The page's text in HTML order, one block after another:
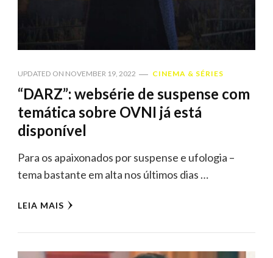
UPDATED ON NOVEMBER 19, 2022 CINEMA & SÉRIES
“DARZ”: websérie de suspense com
temática sobre OVNI já está
disponível
Para os apaixonados por suspense e ufologia –
tema bastante em alta nos últimos dias …
LEIA MAIS